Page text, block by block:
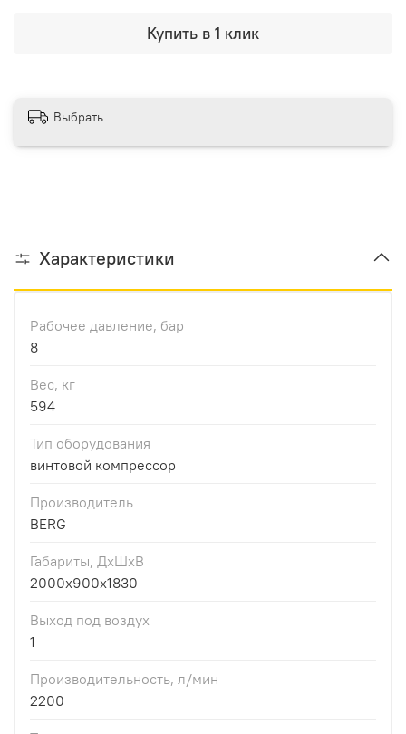
Купить в 1 клик
Выбрать
Характеристики
Рабочее давление, бар
8
Вес, кг
594
Тип оборудования
винтовой компрессор
Производитель
BERG
Габариты, ДхШхВ
2000х900х1830
Выход под воздух
1
Производительность, л/мин
2200